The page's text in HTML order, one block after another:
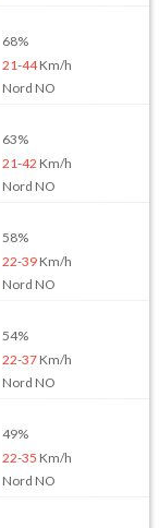
68%
21-44Km/h
Nord NO
63%
21-42 Km/h
Nord NO
58%
22-39Km/h
Nord NO
54%
22-37Km/h
Nord NO
49%
22-35 Km/h
Nord NO